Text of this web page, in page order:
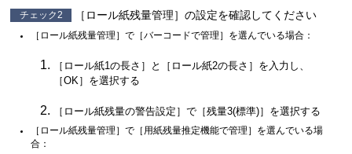
チェック2 ［ ロール紙残量管理］の設定を確認してください
［ ロール紙残量管理 ］で［バーコードで管理 ］を選んでいる場合：
［ ロール紙1の長さ ］と［ ロール紙2の長さ ］を入力し、
［OK］を選択する
［ ロール紙残量の警告設定 ］で［残量3(標準)］を選択する
［ ロール紙残量管理 ］で［ 用紙残量推定機能で管理 ］を選んでいる場
合：